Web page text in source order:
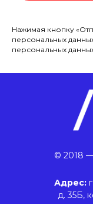
Нажимая кнопку
персональных
персональных
Адрес:
д. 35Б,
© 2018